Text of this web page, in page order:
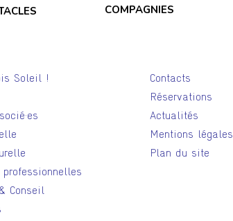
COMPAGNIES
Soleil !
professionnelles
Conseil
Contacts
Réservations
Actualités
Mentions légales
Plan du site